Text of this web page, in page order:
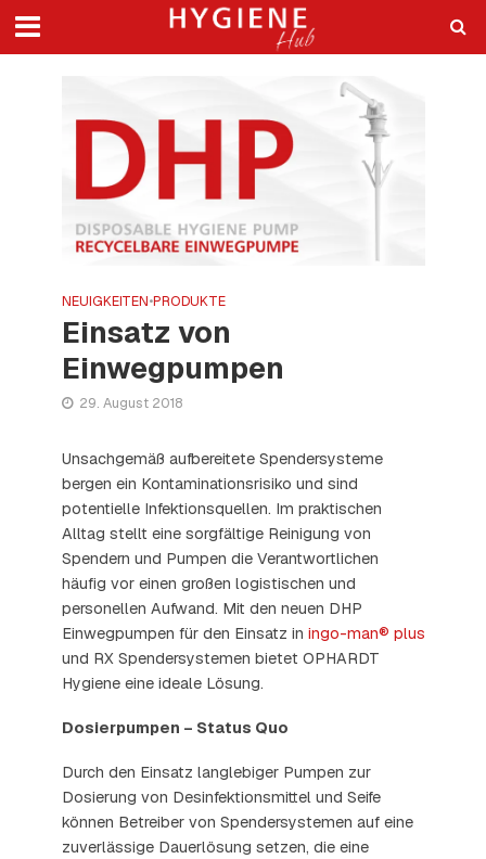
NEUIGKEITEN•PRODUKTE
Einsatz von
Einwegpumpen
29. August 2018
Unsachgemäß aufbereitete Spendersysteme
bergen ein Kontaminationsrisiko und sind
potentielle Infektionsquellen. Im praktischen
Alltag stellt eine sorgfältige Reinigung von
Spendern und Pumpen die Verantwortlichen
häufig vor einen großen logistischen und
personellen Aufwand. Mit den neuen DHP
Einwegpumpen für den Einsatz in ingo-man® plus
und RX Spendersystemen bietet OPHARDT
Hygiene eine ideale Lösung.
Dosierpumpen – Status Quo
Durch den Einsatz langlebiger Pumpen zur
Dosierung von Desinfektionsmittel und Seife
können Betreiber von Spendersystemen auf eine
zuverlässige Dauerlösung setzen, die eine